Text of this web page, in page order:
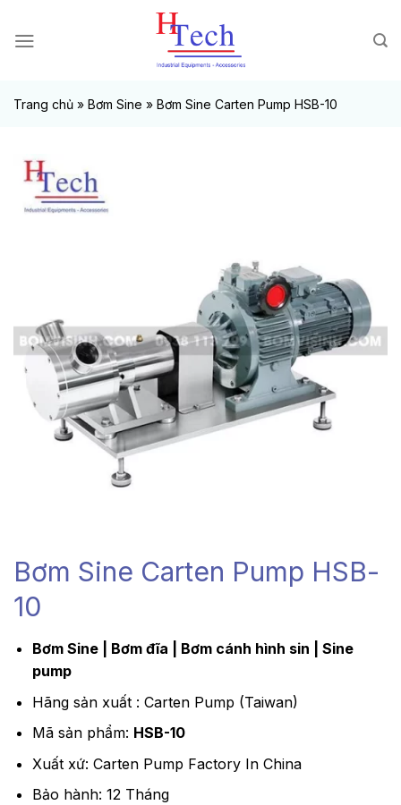
đến
Trang chủ » Bơm Sine » Bơm Sine Carten Pump HSB-10
Bơm Sine Carten Pump HSB-
10
Bơm Sine | Bơm đĩa | Bơm cánh hình sin | Sine
pump
Hãng sản xuất : Carten Pump (Taiwan)
Mã sản phẩm: HSB-10
Xuất xứ: Carten Pump Factory In China
Bảo hành: 12 Tháng